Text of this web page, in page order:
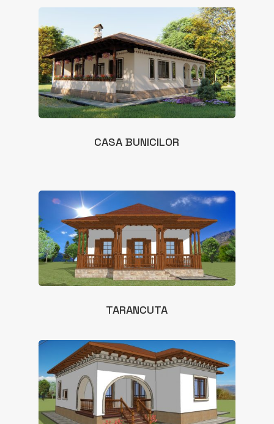
CASA BUNICILOR
TARANCUTA